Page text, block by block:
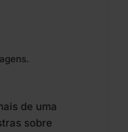
de uma
sobre